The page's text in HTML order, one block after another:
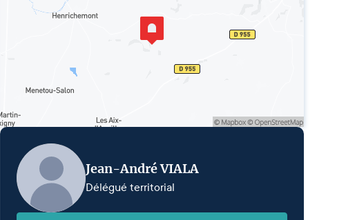
Jean-André VIALA
Délégué territorial